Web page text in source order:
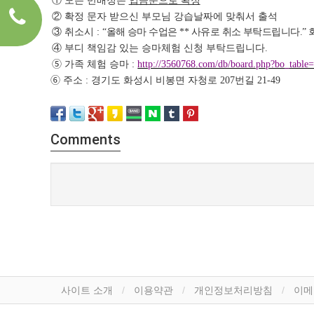
② 확정 문자 받으신 부모님 강습날짜에 맞춰서 출석
③ 취소시 :“올해 승마 수업은** 사유로 취소 부탁드립니다.”
④ 부디 책임감 있는 승마체험 신청 부탁드립니다.
➄ 가족 체험 승마 :http://3560768.com/db/
➅ 주소 : 경기도 화성시 비봉면 자청로 207번길 21-49
Comments
사이트 소개 이용약관 개인정보처리방침 이